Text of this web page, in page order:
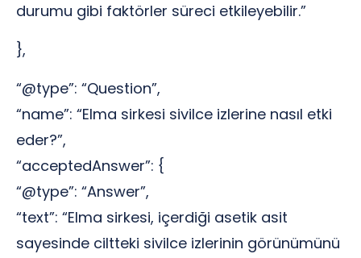
durumu gibi faktörler süreci etkileyebilir.”
},
“@type”: “Question”,
“name”: “Elma sirkesi sivilce izlerine nasıl etki
eder?”,
“acceptedAnswer”: {
“@type”: “Answer”,
“text”: “Elma sirkesi, içerdiği asetik asit
sayesinde ciltteki sivilce izlerinin görünümünü